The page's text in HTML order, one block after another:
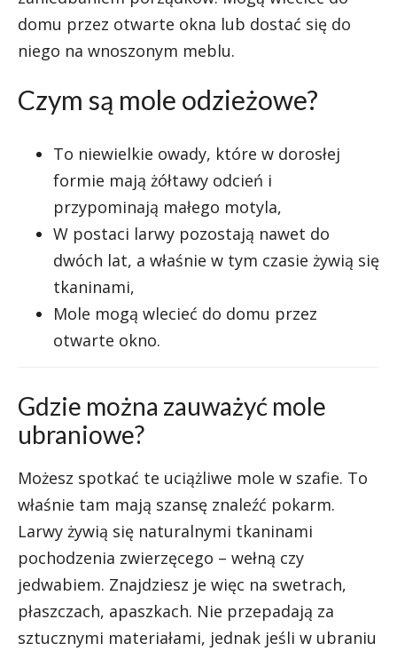
domu przez otwarte okna lub dostać się do
niego na wnoszonym meblu.
Czym są mole odzieżowe?
To niewielkie owady, które w dorosłej
formie mają żółtawy odcień i
przypominają małego motyla,
W postaci larwy pozostają nawet do
dwóch lat, a właśnie w tym czasie żywią się
tkaninami,
Mole mogą wlecieć do domu przez
otwarte okno.
Gdzie można zauważyć mole
ubraniowe?
Możesz spotkać te uciążliwe mole w szafie. To
właśnie tam mają szansę znaleźć pokarm.
Larwy żywią się naturalnymi tkaninami
pochodzenia zwierzęcego – wełną czy
jedwabiem. Znajdziesz je więc na swetrach,
płaszczach, apaszkach. Nie przepadają za
sztucznymi materiałami, jednak jeśli w ubraniu